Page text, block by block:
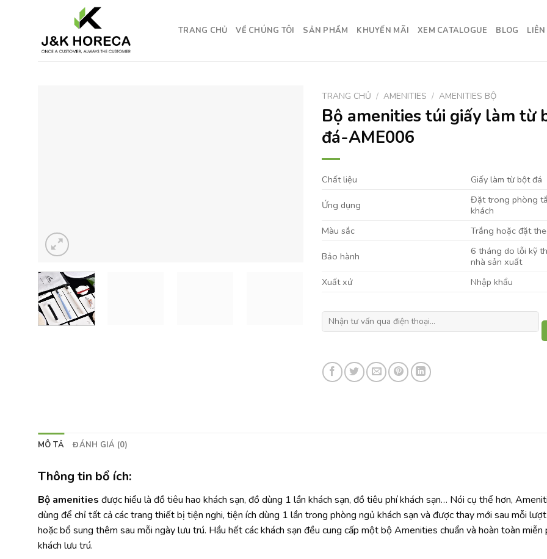
TRANG CHỦ VỀ CHÚNG TÔI SẢN PHẨM KHUYẾN MÃI XEM CATALOGUE BLOG LIÊN
TRANG CHỦ / AMENITIES / AMENITIES BỘ
Bộ amenities túi giấy làm từ
đá-AME006
Chất liệu Giấy làm từ bột đá
Ứng dụng
Đặt trong phòng
khách
Màu sắc
Trắng hoặc đặt
Bảo hành
6 tháng do lỗi kỹ
nhà sản xuất
Xuất xứ
Nhập khẩu
MÔ TẢ ĐÁNH GIÁ (0)
Thông tin bổ ích:
Bộ amenities được hiểu là đồ tiêu hao khách sạn, đồ dùng 1 lần khách sạn, đồ tiêu phí khách sạn… Nói cụ thể hơn,
dùng để chỉ tất cả các trang thiết bị tiện nghi, tiện ích dùng 1 lần trong phòng ngủ khách sạn và được thay mới sau mỗi
hoặc bổ sung thêm sau mỗi ngày lưu trú. Hầu hết các khách sạn đều cung cấp một bộ Amenities chuẩn và hoàn toàn miễn
khách lưu trú.